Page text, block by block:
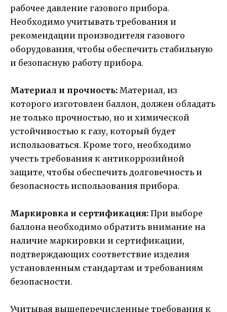
рабочее давление газового прибора.
Необходимо учитывать требования и
рекомендации производителя газового
оборудования, чтобы обеспечить стабильную
и безопасную работу прибора.
Материал и прочность: Материал, из
которого изготовлен баллон, должен обладать
не только прочностью, но и химической
устойчивостью к газу, который будет
использоваться. Кроме того, необходимо
учесть требования к антикоррозийной
защите, чтобы обеспечить долговечность и
безопасность использования прибора.
Маркировка и сертификация: При выборе
баллона необходимо обратить внимание на
наличие маркировки и сертификации,
подтверждающих соответствие изделия
установленным стандартам и требованиям
безопасности.
Учитывая вышеперечисленные требования к